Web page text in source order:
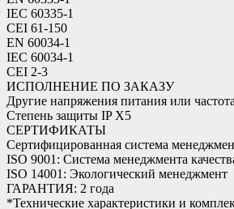
IEC 60335-1
CEI 61-150
EN 60034-1
IEC 60034-1
CEI 2-3
ИСПОЛНЕНИЕ ПО ЗАКАЗУ
Другие напряжения питания или
Степень защиты IP X5
СЕРТИФИКАТЫ
Сертифицированная система
ISO 9001: Система менеджмента
ISO 14001: Экологический менеджмент
ГАРАНТИЯ: 2 года
*Технические характеристики и